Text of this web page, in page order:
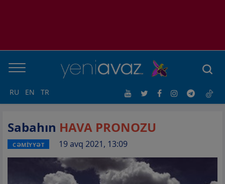
RU EN TR
Sabahın HAVA PRONOZU
CƏMİYYƏT 19 avq 2021, 13:09